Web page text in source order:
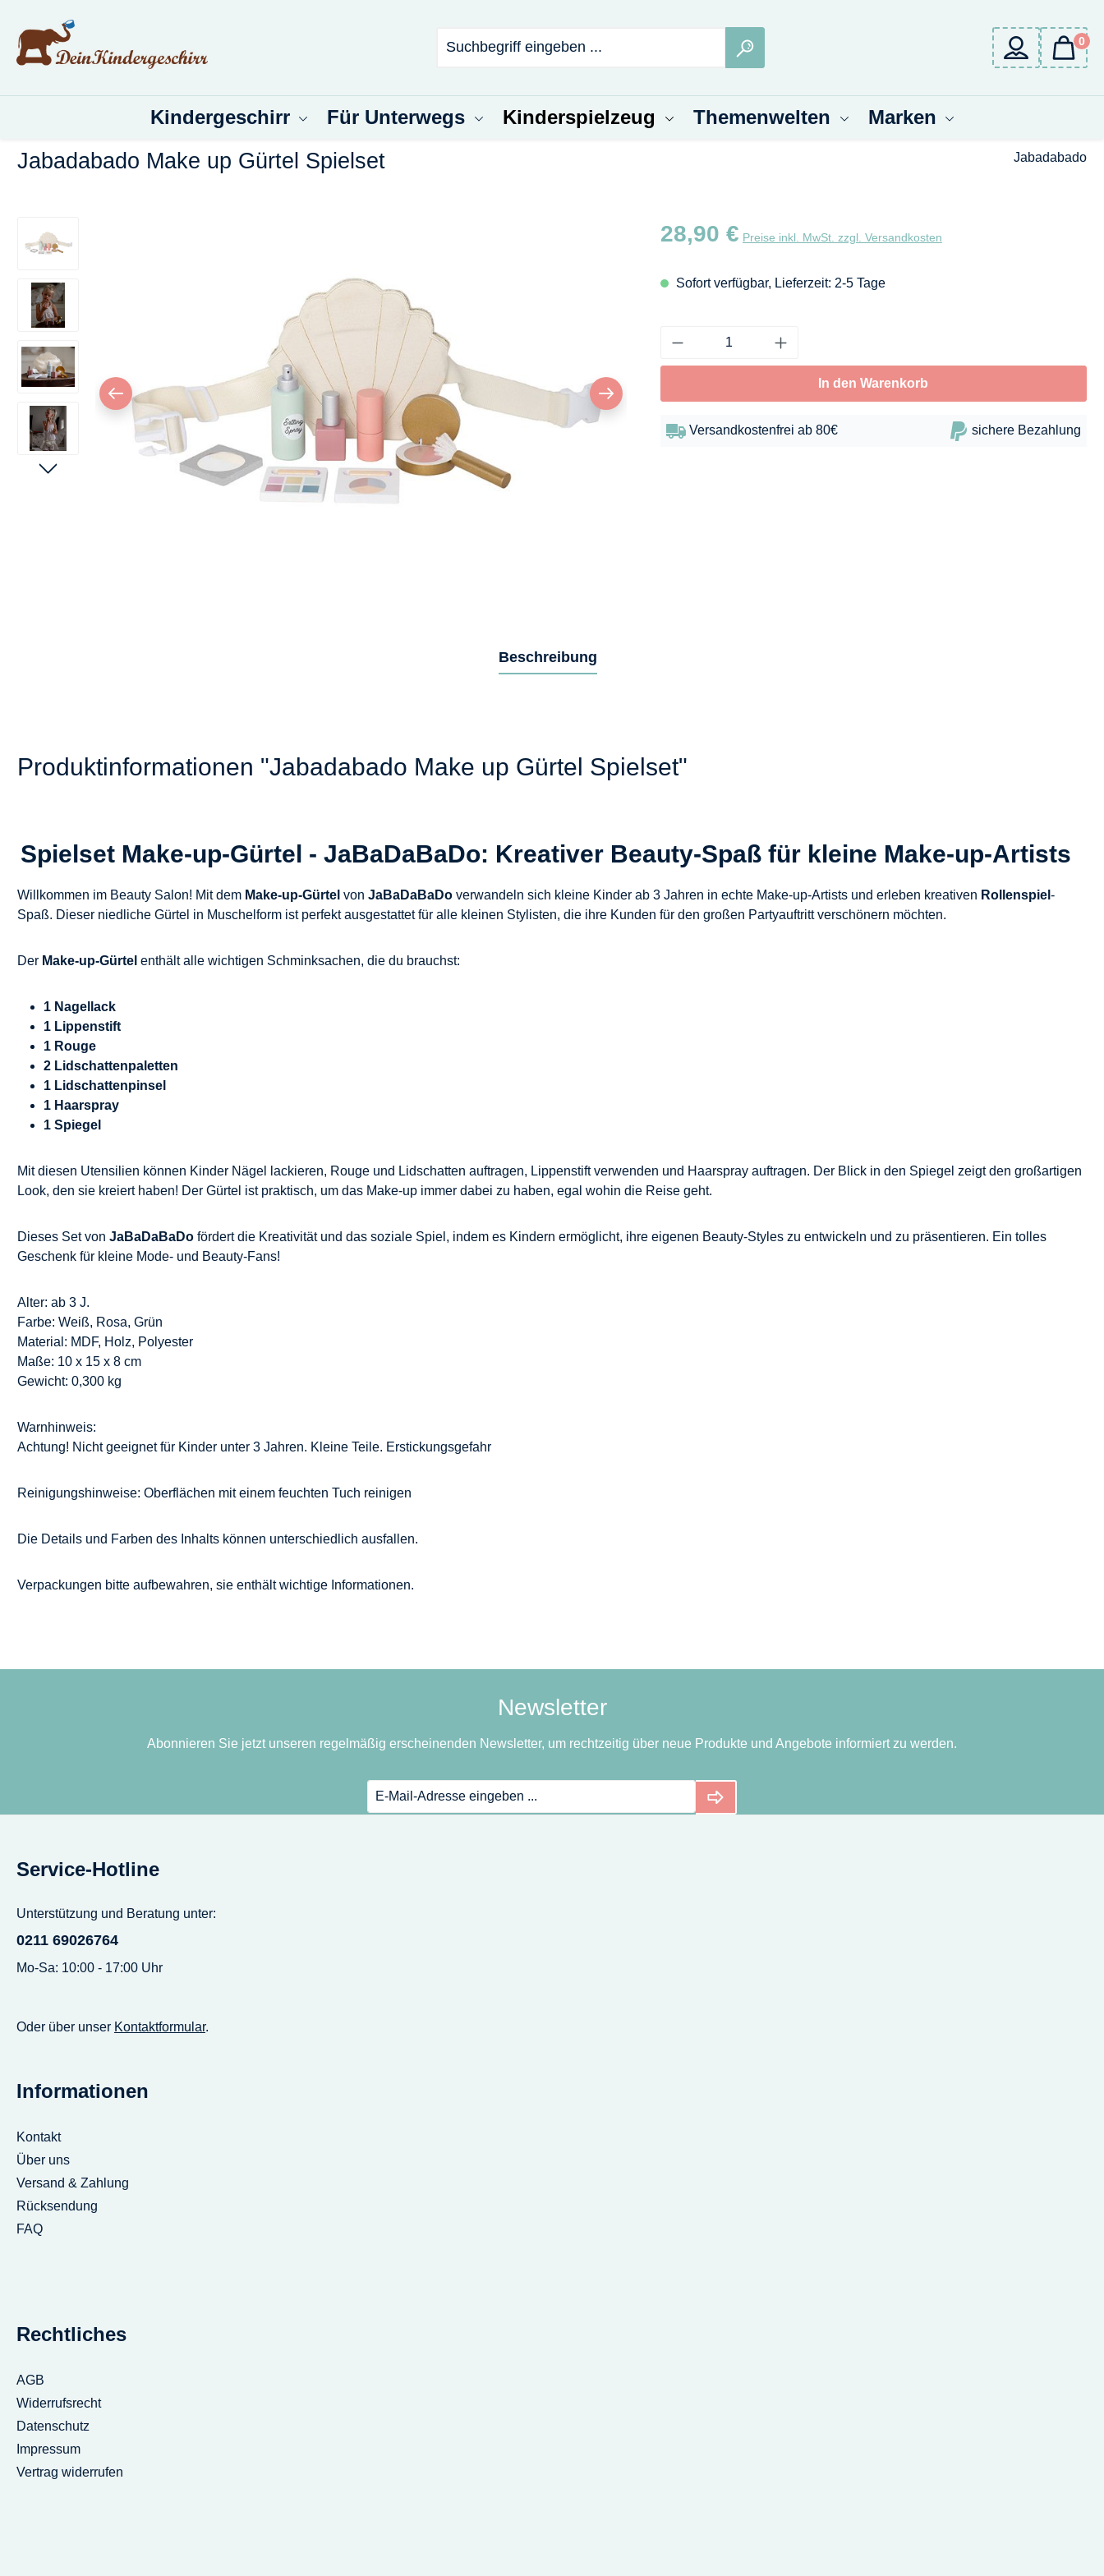
Hauptinhalt springen
Zur Suche springen
0
Kindergeschirr Für Unterwegs Kinderspielzeug Themenwelten Marken
Jabadabado Make up Gürtel Spielset Jabadabado
Regulärer Preis:
28,90 € Preise inkl. MwSt. zzgl. Versandkosten
Sofort verfügbar, Lieferzeit: 2-5 Tage
In den Warenkorb
Versandkostenfrei ab 80€ sichere Bezahlung
Beschreibung
Produktinformationen "Jabadabado Make up Gürtel Spielset"
Spielset Make-up-Gürtel - JaBaDaBaDo: Kreativer Beauty-Spaß für kleine Make-up-Artists
Willkommen im Beauty Salon! Mit dem Make-up-Gürtel von JaBaDaBaDo verwandeln sich kleine Kinder ab 3 Jahren in echte Make-up-Artists und erleben kreativen Rollenspiel -
Spaß. Dieser niedliche Gürtel in Muschelform ist perfekt ausgestattet für alle kleinen Stylisten, die ihre Kunden für den großen Partyauftritt verschönern möchten.
Der Make-up-Gürtel enthält alle wichtigen Schminksachen, die du brauchst:
1 Nagellack
1 Lippenstift
1 Rouge
2 Lidschattenpaletten
1 Lidschattenpinsel
1 Haarspray
1 Spiegel
Mit diesen Utensilien können Kinder Nägel lackieren, Rouge und Lidschatten auftragen, Lippenstift verwenden und Haarspray auftragen. Der Blick in den Spiegel zeigt den großartigen
Look, den sie kreiert haben! Der Gürtel ist praktisch, um das Make-up immer dabei zu haben, egal wohin die Reise geht.
Dieses Set von JaBaDaBaDo fördert die Kreativität und das soziale Spiel, indem es Kindern ermöglicht, ihre eigenen Beauty-Styles zu entwickeln und zu präsentieren. Ein tolles
Geschenk für kleine Mode- und Beauty-Fans!
Alter: ab 3 J.
Farbe: Weiß, Rosa, Grün
Material: MDF, Holz, Polyester
Maße: 10 x 15 x 8 cm
Gewicht: 0,300 kg
Warnhinweis:
Achtung! Nicht geeignet für Kinder unter 3 Jahren. Kleine Teile. Erstickungsgefahr
Reinigungshinweise: Oberflächen mit einem feuchten Tuch reinigen
Die Details und Farben des Inhalts können unterschiedlich ausfallen.
Verpackungen bitte aufbewahren, sie enthält wichtige Informationen.
Newsletter
Abonnieren Sie jetzt unseren regelmäßig erscheinenden Newsletter, um rechtzeitig über neue Produkte und Angebote informiert zu werden.
Service-Hotline
Unterstützung und Beratung unter:
0211 69026764
Mo-Sa: 10:00 - 17:00 Uhr
Oder über unser Kontaktformular.
Informationen
Kontakt
Über uns
Versand & Zahlung
Rücksendung
FAQ
Rechtliches
AGB
Widerrufsrecht
Datenschutz
Impressum
Vertrag widerrufen